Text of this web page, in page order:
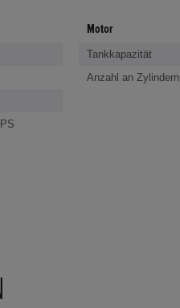
Motor
Tankkapazität
Anzahl an Zylindern